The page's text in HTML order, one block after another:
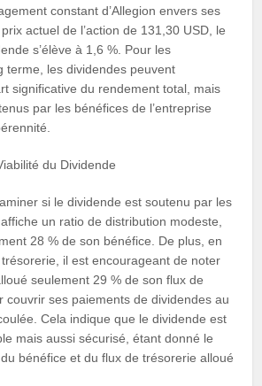
constant d’Allegion envers ses
actuel de l’action de 131,30 USD, le
s’élève à 1,6 %. Pour les
terme, les dividendes peuvent
significative du rendement total, mais
par les bénéfices de l’entreprise
du Dividende
si le dividende est soutenu par les
un ratio de distribution modeste,
28 % de son bénéfice. De plus, en
il est encourageant de noter
seulement 29 % de son flux de
couvrir ses paiements de dividendes au
Cela indique que le dividende est
mais aussi sécurisé, étant donné le
bénéfice et du flux de trésorerie alloué